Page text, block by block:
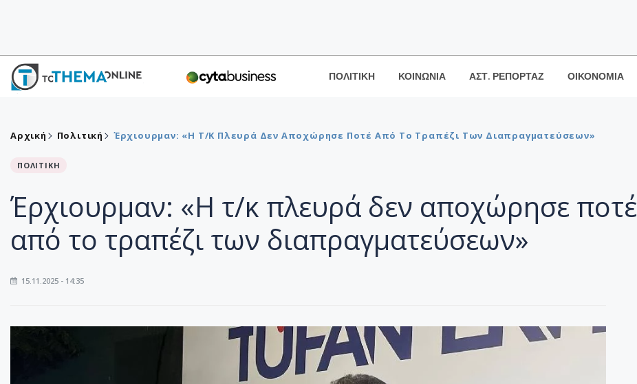
ΠΟΛΙΤΙΚΗ ΚΟΙΝΩΝΙΑ ΑΣΤ. ΡΕΠΟΡΤΑΖ ΟΙΚΟΝΟΜΙΑ
Αρχική Πολιτική Έρχιουρμαν: «Η Τ/κ Πλευρά Δεν Αποχώρησε Ποτέ Από Το Τραπέζι Των Διαπραγματεύσεων»
ΠΟΛΙΤΙΚΗ
Έρχιουρμαν: «Η τ/κ πλευρά δεν αποχώρησε ποτέ
από το τραπέζι των διαπραγματεύσεων»
15.11.2025 - 14:35